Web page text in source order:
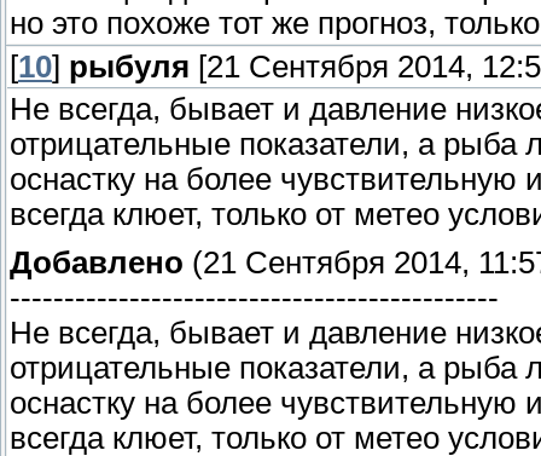
но это похоже тот же прогноз,
[10] рыбуля [21 Сентября 2014,
Не всегда, бывает и давление
отрицательные показатели, а рыба
оснастку на более
всегда клюет, только от метео
Добавлено (21 Сентября 2014,
---------------------------------------------
Не всегда, бывает и давление
отрицательные показатели, а рыба
оснастку на более
всегда клюет, только от метео